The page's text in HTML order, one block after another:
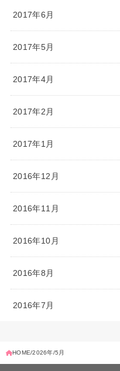
2017年6月
2017年5月
2017年4月
2017年2月
2017年1月
2016年12月
2016年11月
2016年10月
2016年8月
2016年7月
HOME 2026年 5月